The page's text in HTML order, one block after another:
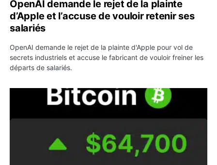
OpenAI demande le rejet de la plainte
d’Apple et l’accuse de vouloir retenir ses
salariés
OpenAI demande le rejet de la plainte d'Apple pour vol de
secrets industriels et accuse le fabricant de vouloir freiner les
départs de salariés.
Bitcoin grimpe au-dessus de 64 000 dollars avant